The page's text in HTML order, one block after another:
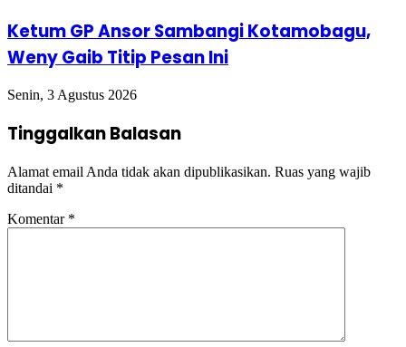
Ketum GP Ansor Sambangi Kotamobagu,
Weny Gaib Titip Pesan Ini
Senin, 3 Agustus 2026
Tinggalkan Balasan
Alamat email Anda tidak akan dipublikasikan. Ruas yang wajib
ditandai *
Komentar *